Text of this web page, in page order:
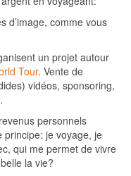
d’image, comme vous
un projet autour
Tour. Vente de
vidéos, sponsoring,
personnels
principe: je voyage, je
qui me permet de vivre
la vie?